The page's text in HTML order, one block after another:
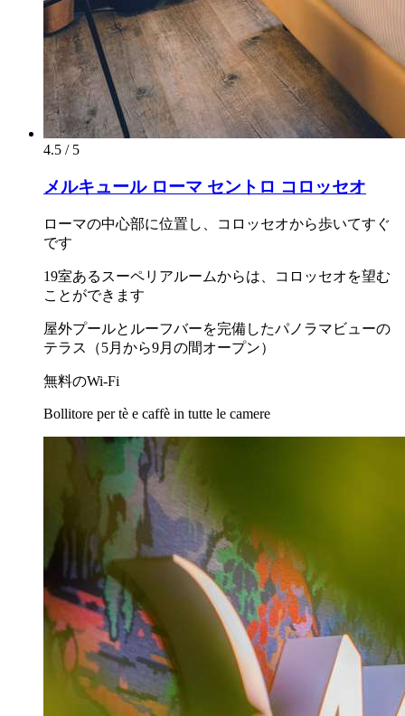
4.5 / 5
メルキュール ローマ セントロ コロッセオ
ローマの中心部に位置し、コロッセオから歩いてすぐ
です
19室あるスーペリアルームからは、コロッセオを望む
ことができます
屋外プールとルーフバーを完備したパノラマビューの
テラス（5月から9月の間オープン）
無料のWi-Fi
Bollitore per tè e caffè in tutte le camere